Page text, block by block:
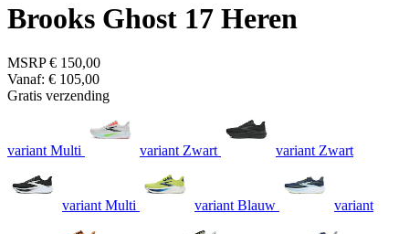
Brooks Ghost 17 Heren
MSRP € 150,00
Vanaf: € 105,00
Gratis verzending
variant Multi variant Zwart variant Zwart
variant Multi variant Blauw variant